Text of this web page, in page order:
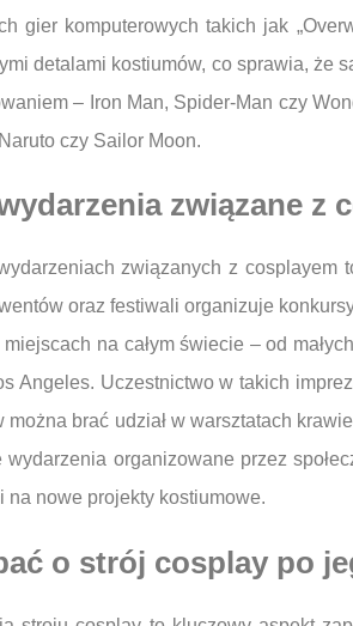
gier komputerowych takich jak
detalami kostiumów, co sprawia, że
– Iron Man, Spider-Man czy
czy Sailor Moon.
związane z
związanych z cosplayem
oraz festiwali organizuje
na całym świecie – od
Angeles. Uczestnictwo w takich
można brać udział w warsztatach
wydarzenia organizowane przez
na nowe projekty kostiumowe.
o strój cosplay po